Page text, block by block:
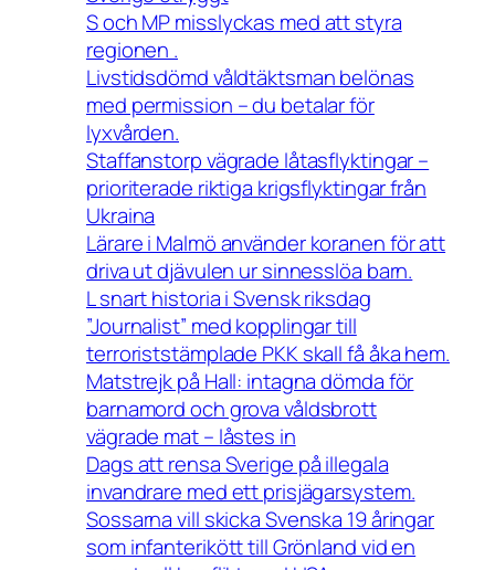
S och MP misslyckas med att styra
regionen .
Livstidsdömd våldtäktsman belönas
med permission – du betalar för
lyxvården.
Staffanstorp vägrade låtasflyktingar –
prioriterade riktiga krigsflyktingar från
Ukraina
Lärare i Malmö använder koranen för att
driva ut djävulen ur sinnesslöa barn.
L snart historia i Svensk riksdag
”Journalist” med kopplingar till
terroriststämplade PKK skall få åka hem.
Matstrejk på Hall: intagna dömda för
barnamord och grova våldsbrott
vägrade mat – låstes in
Dags att rensa Sverige på illegala
invandrare med ett prisjägarsystem.
Sossarna vill skicka Svenska 19 åringar
som infanterikött till Grönland vid en